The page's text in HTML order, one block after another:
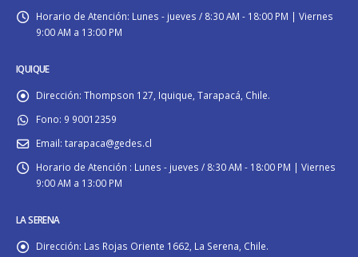
Horario de Atención: Lunes - jueves / 8:30 AM - 18:00 PM | Viernes
9:00 AM a 13:00 PM
IQUIQUE
Dirección: Thompson 127, Iquique, Tarapacá, Chile.
Fono: 9 90012359
Email: tarapaca@gedes.cl
Horario de Atención : Lunes - jueves / 8:30 AM - 18:00 PM | Viernes
9:00 AM a 13:00 PM
LA SERENA
Dirección: Las Rojas Oriente 1662, La Serena, Chile.